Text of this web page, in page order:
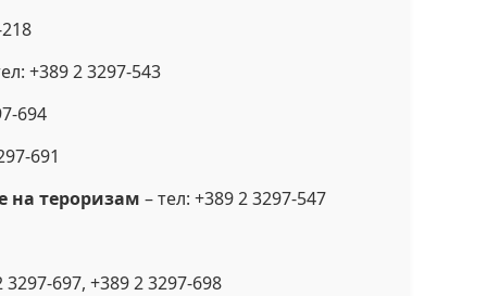
+389 2 3297-543
694
691
на тероризам – тел: +389 2 3297-547
3297-697, +389 2 3297-698